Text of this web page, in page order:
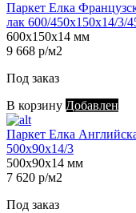
Паркет Елка
лак 600/450х150х14/3/
600х150х14 мм
9 668 р/м2
Под заказ
В корзину Добавлен
Паркет Елка
500х90х14/3
500х90х14 мм
7 620 р/м2
Под заказ